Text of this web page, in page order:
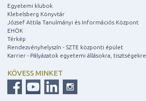
Egyetemi klubok
Klebelsberg Könyvtár
József Attila Tanulmányi és Információs Központ
EHÖK
Térkép
Rendezvényhelyszín - SZTE központi épület
Karrier - Pályázatok egyetemi állásokra, tisztségekre
KÖVESS MINKET